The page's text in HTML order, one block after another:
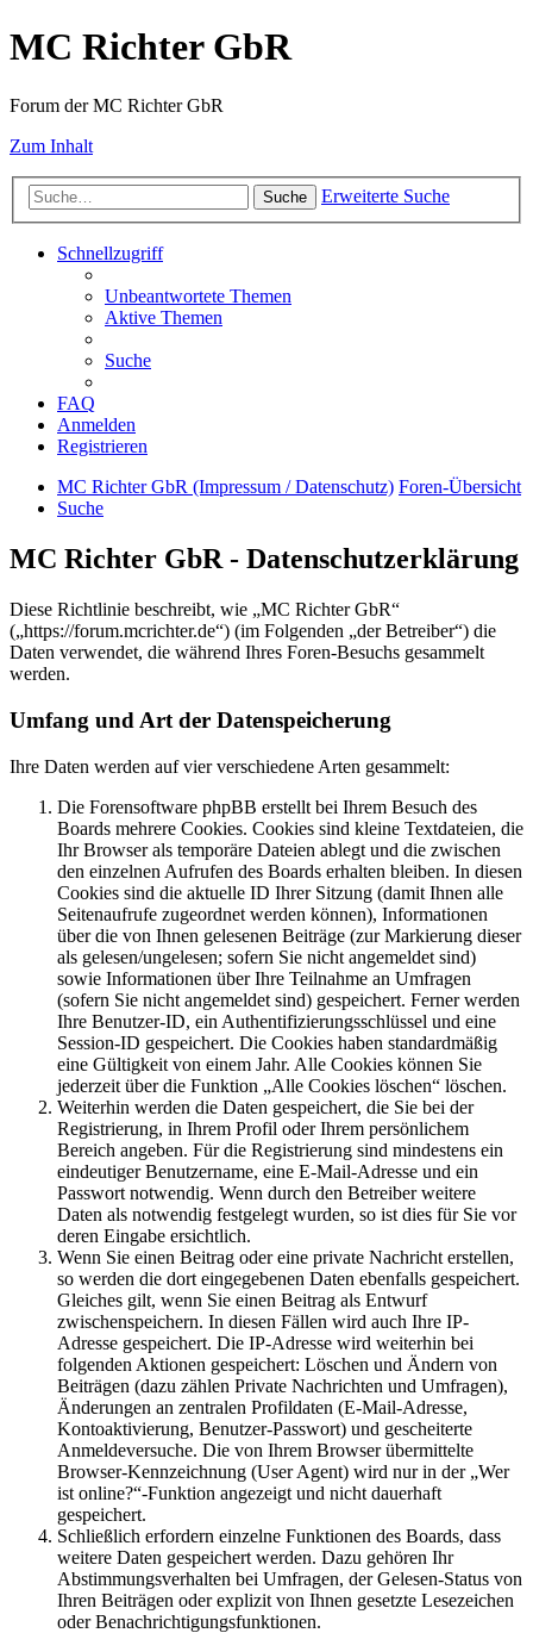
MC Richter GbR
Forum der MC Richter GbR
Zum Inhalt
Suche Erweiterte Suche
Schnellzugriff
Unbeantwortete Themen
Aktive Themen
Suche
FAQ
Anmelden
Registrieren
MC Richter GbR (Impressum / Datenschutz) Foren-Übersicht
Suche
MC Richter GbR - Datenschutzerklärung
Diese Richtlinie beschreibt, wie „MC Richter GbR“
(„https://forum.mcrichter.de“) (im Folgenden „der Betreiber“) die
Daten verwendet, die während Ihres Foren-Besuchs gesammelt
werden.
Umfang und Art der Datenspeicherung
Ihre Daten werden auf vier verschiedene Arten gesammelt:
Die Forensoftware phpBB erstellt bei Ihrem Besuch des
Boards mehrere Cookies. Cookies sind kleine Textdateien, die
Ihr Browser als temporäre Dateien ablegt und die zwischen
den einzelnen Aufrufen des Boards erhalten bleiben. In diesen
Cookies sind die aktuelle ID Ihrer Sitzung (damit Ihnen alle
Seitenaufrufe zugeordnet werden können), Informationen
über die von Ihnen gelesenen Beiträge (zur Markierung dieser
als gelesen/ungelesen; sofern Sie nicht angemeldet sind)
sowie Informationen über Ihre Teilnahme an Umfragen
(sofern Sie nicht angemeldet sind) gespeichert. Ferner werden
Ihre Benutzer-ID, ein Authentifizierungsschlüssel und eine
Session-ID gespeichert. Die Cookies haben standardmäßig
eine Gültigkeit von einem Jahr. Alle Cookies können Sie
jederzeit über die Funktion „Alle Cookies löschen“ löschen.
Weiterhin werden die Daten gespeichert, die Sie bei der
Registrierung, in Ihrem Profil oder Ihrem persönlichem
Bereich angeben. Für die Registrierung sind mindestens ein
eindeutiger Benutzername, eine E-Mail-Adresse und ein
Passwort notwendig. Wenn durch den Betreiber weitere
Daten als notwendig festgelegt wurden, so ist dies für Sie vor
deren Eingabe ersichtlich.
Wenn Sie einen Beitrag oder eine private Nachricht erstellen,
so werden die dort eingegebenen Daten ebenfalls gespeichert.
Gleiches gilt, wenn Sie einen Beitrag als Entwurf
zwischenspeichern. In diesen Fällen wird auch Ihre IP-
Adresse gespeichert. Die IP-Adresse wird weiterhin bei
folgenden Aktionen gespeichert: Löschen und Ändern von
Beiträgen (dazu zählen Private Nachrichten und Umfragen),
Änderungen an zentralen Profildaten (E-Mail-Adresse,
Kontoaktivierung, Benutzer-Passwort) und gescheiterte
Anmeldeversuche. Die von Ihrem Browser übermittelte
Browser-Kennzeichnung (User Agent) wird nur in der „Wer
ist online?“-Funktion angezeigt und nicht dauerhaft
gespeichert.
Schließlich erfordern einzelne Funktionen des Boards, dass
weitere Daten gespeichert werden. Dazu gehören Ihr
Abstimmungsverhalten bei Umfragen, der Gelesen-Status von
Ihren Beiträgen oder explizit von Ihnen gesetzte Lesezeichen
oder Benachrichtigungsfunktionen.